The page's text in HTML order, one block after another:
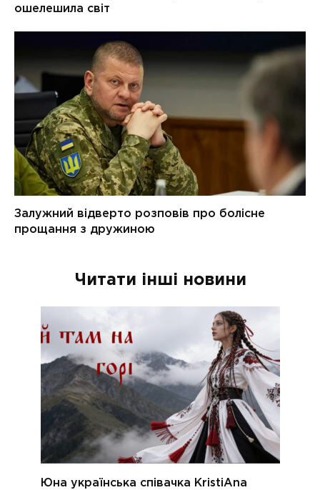
Читати інші новини
Юна українська співачка KristiAna